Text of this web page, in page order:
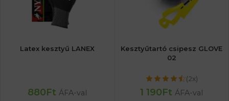
Latex kesztyű LANEX
880Ft ÁFA-val
Kesztyűtartó csipesz GLOVE
02
(2x)
1 190Ft ÁFA-val